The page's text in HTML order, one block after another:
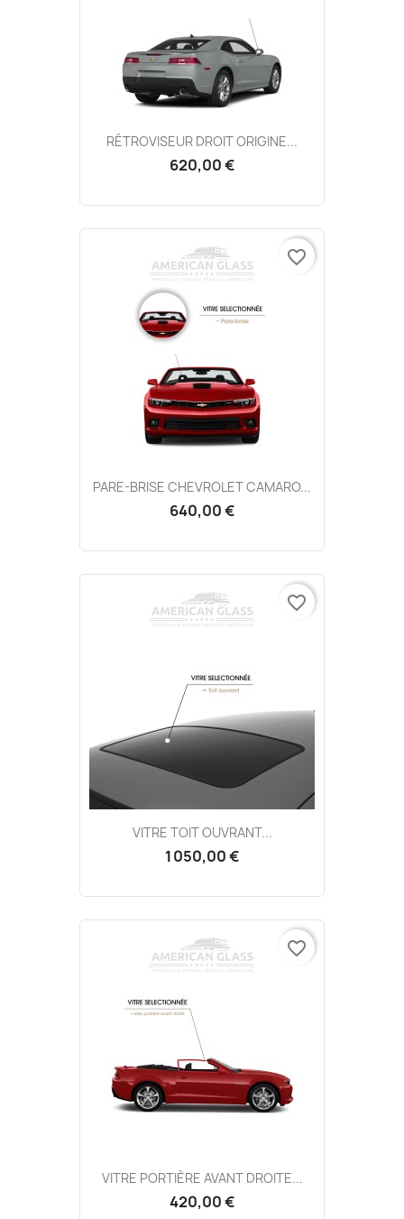
RÉTROVISEUR DROIT ORIGINE...
620,00 €
PARE-BRISE CHEVROLET CAMARO...
640,00 €
favorite_border
VITRE TOIT OUVRANT...
1 050,00 €
favorite_border
VITRE PORTIÈRE AVANT DROITE...
420,00 €
favorite_border